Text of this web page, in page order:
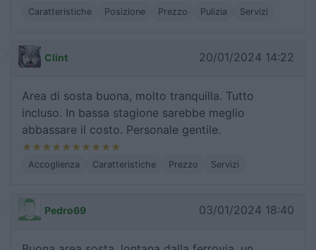
Caratteristiche Posizione Prezzo Pulizia Servizi
Clint 20/01/2024 14:22
Area di sosta buona, molto tranquilla. Tutto
incluso. In bassa stagione sarebbe meglio
abbassare il costo. Personale gentile.
Accoglienza Caratteristiche Prezzo Servizi
Pedro69 03/01/2024 18:40